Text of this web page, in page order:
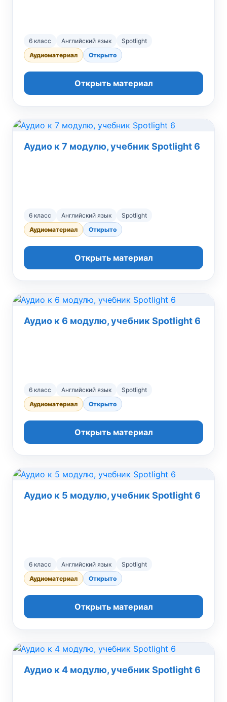
6 класс Английский язык
Spotlight
Аудиоматериал
Открыто
Открыть материал
Аудио к 7 модулю, учебник Spotlight 6
6 класс Английский язык
Spotlight
Аудиоматериал
Открыто
Открыть материал
Аудио к 6 модулю, учебник Spotlight 6
6 класс Английский язык
Spotlight
Аудиоматериал
Открыто
Открыть материал
Аудио к 5 модулю, учебник Spotlight 6
6 класс Английский язык
Spotlight
Аудиоматериал
Открыто
Открыть материал
Аудио к 4 модулю, учебник Spotlight 6